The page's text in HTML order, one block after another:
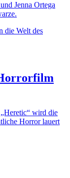
Jenna Ortega
wird die
Horror lauert